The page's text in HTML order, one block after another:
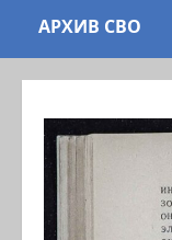
АРХИВ СВО